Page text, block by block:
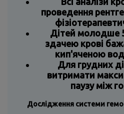
проведення
Дітей молодше
здачею крові
кип'яченою
Для грудних
витримати
паузу між
Дослідження системи